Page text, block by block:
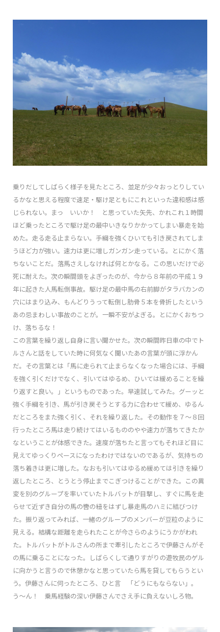
乗りだしてしばらく様子を見たところ、並足が少々おっとりしてい
るかなと思える程度で速足・駆け足ともにこれといった違和感は感
じられない。まっ いいか！ と思っていた矢先、かれこれ１時間
ほど乗ったところで駆け足の最中いきなりかかってしまい暴走を始
めた。走る走る止まらない。手綱を強くひいても引き戻されてしま
うほど力が強い。速力は更に増しガンガン走っている。とにかく落
ちないことだ。落馬さえしなければ何とかなる。この思いだけで必
死に耐えた。次の瞬間頭をよぎったのが、今から８年前の平成１９
年に起きた人馬転倒事故。駆け足の最中馬の右前脚がタラバカンの
穴にはまり込み、もんどりうって転倒し肋骨５本を骨折したという
あの忌まわしい事故のことが。一瞬不安がよぎる。とにかくおちつ
け、落ちるな！
この言葉を繰り返し自身に言い聞かせた。次の瞬間昨日車の中でト
ルさんと話をしていた時に何気なく聞いたあの言葉が頭に浮かん
だ。その言葉とは「馬に走られて止まらなくなった場合には、手綱
を強く引くだけでなく、引いてはゆるめ、ひいては緩めることを繰
り返すと良い。」というものであった。早速試してみた。グーッと
強く手綱を引き、馬が引き戻そうとする力に合わせて緩め、ゆるん
だところをまた強く引く、それを繰り返した。その動作を７～８回
行ったところ馬は走り続けてはいるもののやや速力が落ちてきたか
なということが体感できた。速度が落ちたと言ってもそれほど目に
見えてゆっくりペースになったわけではないのであるが、気持ちの
落ち着きは更に増した。なおも引いてはゆるめ緩めては引きを繰り
返したところ、とうとう停止までこぎつけることができた。この異
変を別のグループを率いていたトルバットが目撃し、すぐに馬を走
らせて近ずき自分の馬の轡の紐をはずし暴走馬のハミに結びつけ
た。振り返ってみれば、一緒のグループのメンバーが豆粒のように
見える。結構な距離を走られたことが今さらのようにうかがわれ
た。トルバットがトルさんの所まで牽引したところで伊藤さんがそ
の馬に乗ることになった。しばらくして通りすがりの遊牧民のゲル
に向かうと言うので休憩かなと思っていたら馬を貸してもらうとい
う。伊藤さんに伺ったところ、ひと言 「どうにもならない」。
う～ん！ 乗馬経験の深い伊藤さんでさえ手に負えないしろ物。